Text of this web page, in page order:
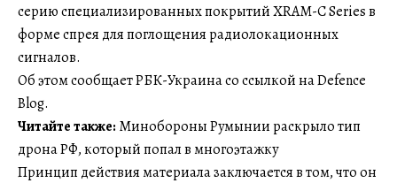
серию специализированных покрытий XRAM-C Series в
форме спрея для поглощения радиолокационных
сигналов.
Об этом сообщает РБК-Украина со ссылкой на Defence
Blog.
Читайте также: Минобороны Румынии раскрыло тип
дрона РФ, который попал в многоэтажку
Принцип действия материала заключается в том, что он